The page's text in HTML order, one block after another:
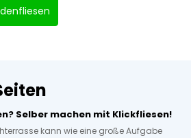
Selber machen mit Klickfliesen!
kann wie eine große Aufgabe